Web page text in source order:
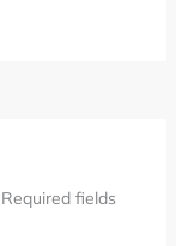
Required fields